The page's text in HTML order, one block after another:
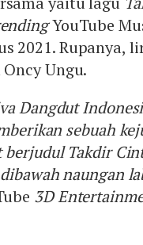
YouTube
2021. Rupanya,
Ungu.
Dangdut
sebuah
Takdir
naungan
3D